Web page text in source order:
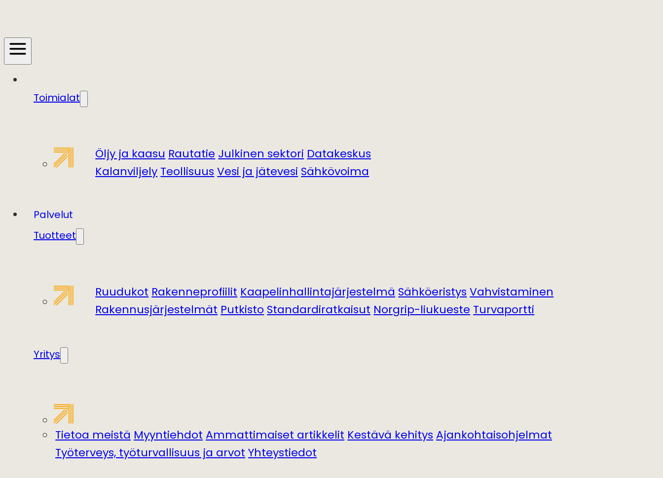
Toimialat
Öljy ja kaasuRautatieJulkinen sektoriDatakeskus
KalanviljelyTeollisuusVesi ja jätevesiSähkövoima
Palvelut
Tuotteet
RuudukotRakenneprofiilitKaapelinhallintajärjestelmäSähköeristysVahvistaminen
RakennusjärjestelmätPutkistoStandardiratkaisutNorgrip-liukuesteTurvaportti
Yritys
Tietoa meistäMyyntiehdotAmmattimaiset artikkelitKestävä kehitysAjankohtaisohjelmat
Työterveys, työturvallisuus ja arvotYhteystiedot